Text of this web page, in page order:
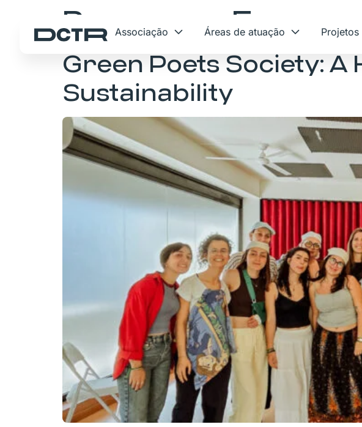
Associação Áreas de atuação Projetos
Programa:
Green Poets Society:
Sustainability